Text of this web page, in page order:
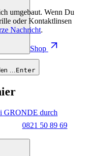
Shop
0821 50 89 69
umgebaut. Wenn Du
oder Kontaktlinsen
Nachricht.
… Enter